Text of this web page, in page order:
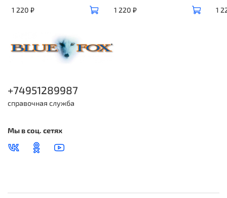
1 220 ₽
1 220 ₽
1
+74951289987
справочная служба
Мы в соц. сетях